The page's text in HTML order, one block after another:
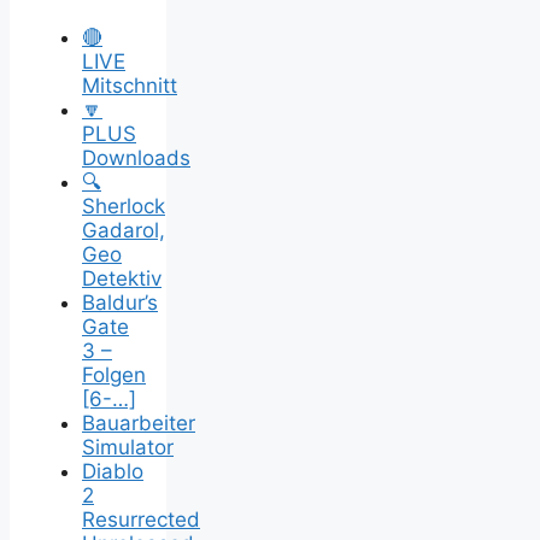
🔴
LIVE
Mitschnitt
🔽
PLUS
Downloads
🔍
Sherlock
Gadarol,
Geo
Detektiv
Baldur’s
Gate
3 –
Folgen
[6-…]
Bauarbeiter
Simulator
Diablo
2
Resurrected